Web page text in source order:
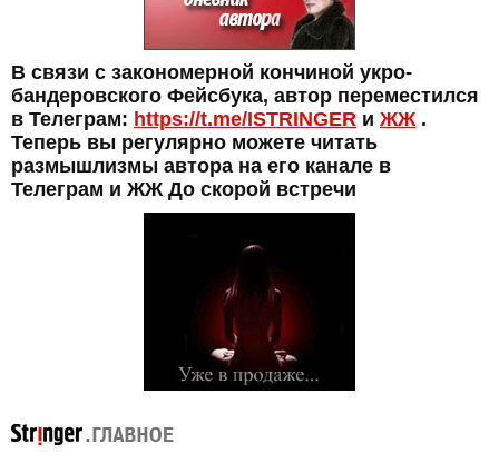
В связи с закономерной кончиной укро-
бандеровского Фейсбука, автор переместился
в Телеграм: https://t.me/ISTRINGER и ЖЖ.
Теперь вы регулярно можете читать
размышлизмы автора на его канале в
Телеграм и ЖЖ До скорой встречи